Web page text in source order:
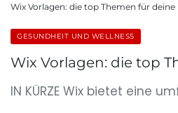
Wix Vorlagen: die top Themen für
GESUNDHEIT UND WELLNESS
Wix Vorlagen: die top
IN KÜRZE Wix bietet eine